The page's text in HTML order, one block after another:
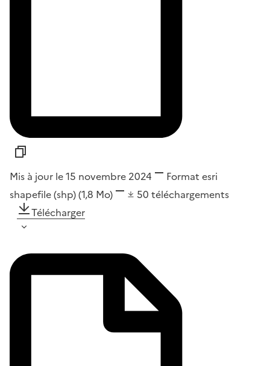
Mis à jour le 15 novembre 2024 Format esri
shapefile (shp)(1,8 Mo) 50 téléchargements
Télécharger